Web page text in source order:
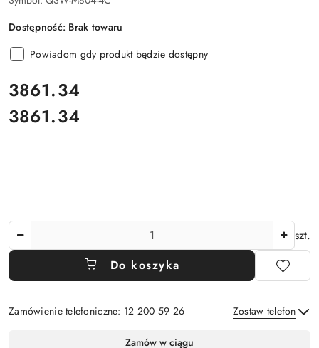
Dostępność: Brak towaru
Powiadom gdy produkt będzie dostępny
cena:
3861.34
Cena:
3861.34
szt.
Do koszyka
Zamówienie telefoniczne: 12 200 59 26 Zostaw telefon
Zamów w ciągu